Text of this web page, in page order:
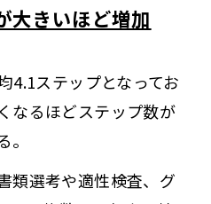
大きいほど増加
4.1ステップとなってお
なるほどステップ数が
類選考や適性検査、グ